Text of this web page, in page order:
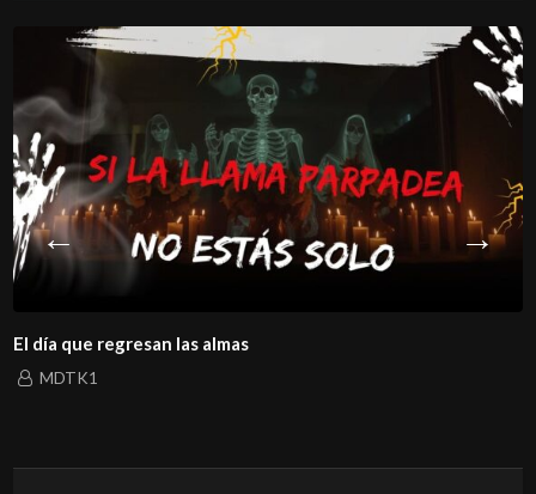
El día que regresan las almas
MDTK1